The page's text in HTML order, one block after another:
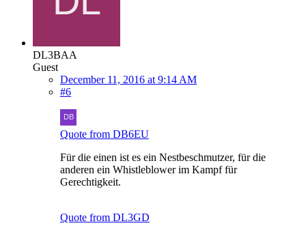
DL3BAA
Guest
December 11, 2016 at 9:14 AM
#6
Quote from DB6EU
Für die einen ist es ein Nestbeschmutzer, für die
anderen ein Whistleblower im Kampf für
Gerechtigkeit.
Quote from DL3GD